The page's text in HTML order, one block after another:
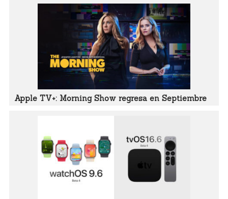
Apple TV+: Morning Show regresa en Septiembre